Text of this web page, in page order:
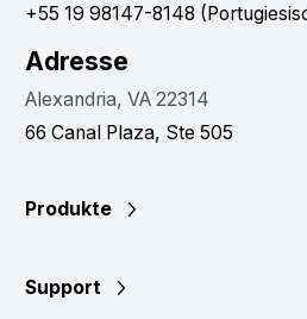
+55 19 98147-8148
Adresse
Alexandria, VA 22314
66 Canal Plaza, Ste 505
Produkte
Support